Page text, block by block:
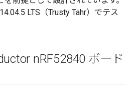
LTS（Trusty Tahr）でテス
nRF52840 ボード